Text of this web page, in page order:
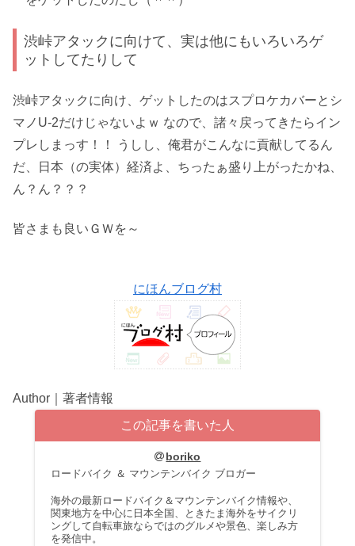
渋峠アタックに向けて、実は他にもいろいろゲ
ットしてたりして
渋峠アタックに向け、ゲットしたのはスプロケカバーとシ
マノU-2だけじゃないよｗ なので、諸々戻ってきたらイン
プレしまっす！！ うしし、俺君がこんなに貢献してるん
だ、日本（の実体）経済よ、ちったぁ盛り上がったかね、
ん？ん？？？
皆さまも良いＧＷを～
にほんブログ村
Author｜著者情報
この記事を書いた人
boriko
ロードバイク ＆ マウンテンバイク ブロガー
海外の最新ロードバイク＆マウンテンバイク情報や、
関東地方を中心に日本全国、ときたま海外をサイクリ
ングして自転車旅ならではのグルメや景色、楽しみ方
を発信中。